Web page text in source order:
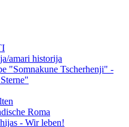
amari historija
"Somnakune Tscherhenji" -
Roma
- Wir leben!